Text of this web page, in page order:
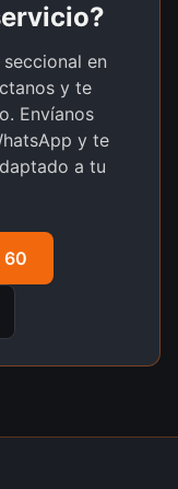
en
y te
Envíanos
y te
a tu
60